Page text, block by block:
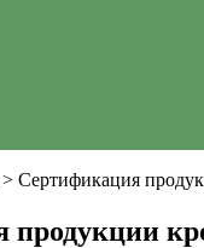
> Сертификация